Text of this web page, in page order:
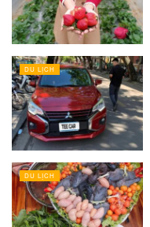
DU LỊCH
DU LỊCH